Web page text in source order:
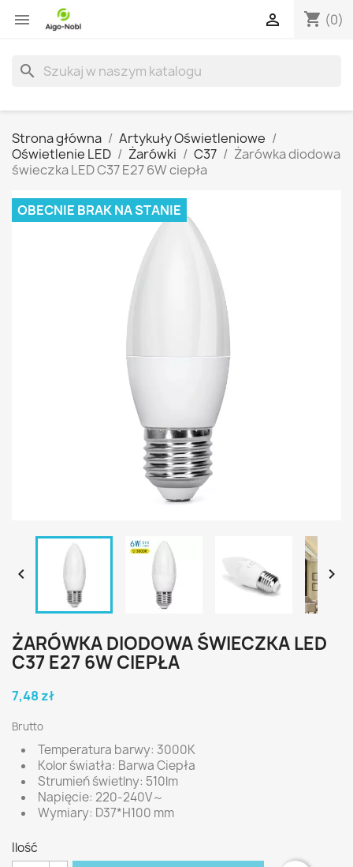
 shopping_cart (0)

search
Strona główna
Artykuły Oświetleniowe
Oświetlenie LED
Żarówki C37
Żarówka diodowa
świeczka LED C37 E27 6W ciepła
OBECNIE BRAK NA STANIE
 
ŻARÓWKA DIODOWA ŚWIECZKA LED
C37 E27 6W CIEPŁA
7,48 zł
Brutto
Temperatura barwy: 3000K
Kolor światła: Barwa Ciepła
Strumień świetlny: 510lm
Napięcie: 220-240V～
Wymiary: D37*H100 mm
Ilość